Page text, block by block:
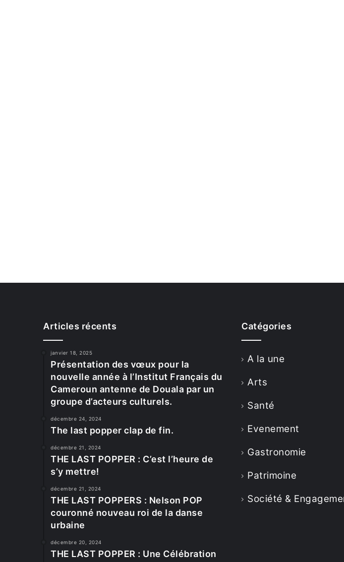
Articles récents
janvier 18, 2025
Présentation des vœux pour la
nouvelle année à l’Institut Français du
Cameroun antenne de Douala par un
groupe d’acteurs culturels.
décembre 24, 2024
The last popper clap de fin.
décembre 21, 2024
THE LAST POPPER : C’est l’heure de
s’y mettre!
décembre 21, 2024
THE LAST POPPERS : Nelson POP
couronné nouveau roi de la danse
urbaine
décembre 20, 2024
THE LAST POPPER : Une Célébration
Catégories
A la une
Arts
Santé
Evenement
Gastronomie
Patrimoine
Société &